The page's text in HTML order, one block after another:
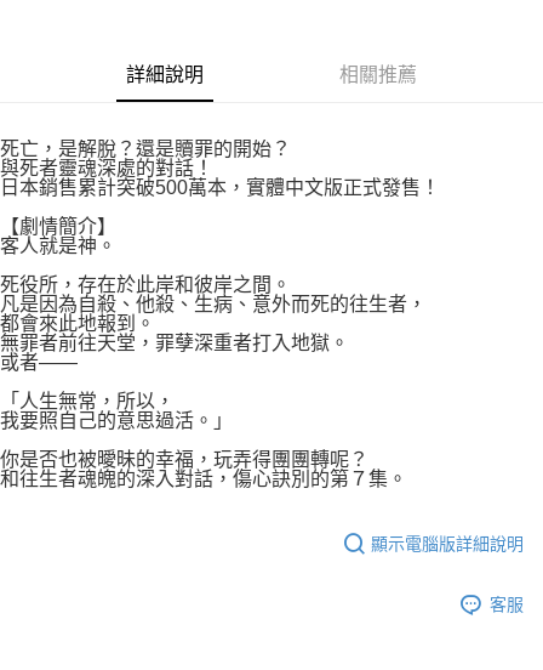
１．透過由恩沛科技股份有限公司提供之「AFTEE先享後付」服務完成之交
易，需依本服務之必要範圍內提供個人資料，並將交易相關給付款項請求債
２．關於個人資料處理事宜，請瀏覽以下網址：
https://aftee.tw/terms/#terms3
３．未成年的使用者請事先徵得法定代理人或監護人之同意方可使用
任。
４．使用「AFTEE先享後付」時，將依據個別帳號之用戶狀況，依本公司即
時審查核予不同之上限額度；若仍有額度不足之情形，本公司將視審查結果
請求用戶進行身份認證。
５．嚴禁一人註冊多個帳號或使用他人資訊註冊。若發現惡意使用之情形，
恩沛科技股份有限公司將有權停止該用戶之使用額度並採取法律行動。
每筆NT$80，滿NT$500(含以上)免運費
每筆NT$80，滿NT$500(含以上)免運費
每筆NT$100，滿NT$800(含以上)免運費
國家/地區配送
詳細說明 相關推薦
死亡，是解脫？還是贖罪的開始？
與死者靈魂深處的對話！
日本銷售累計突破500萬本，實體中文版正式發售！
【劇情簡介】
客人就是神。
死役所，存在於此岸和彼岸之間。
凡是因為自殺、他殺、生病、意外而死的往生者，
都會來此地報到。
無罪者前往天堂，罪孽深重者打入地獄。
或者——
「人生無常，所以，
我要照自己的意思過活。」
你是否也被曖昧的幸福，玩弄得團團轉呢？
和往生者魂魄的深入對話，傷心訣別的第７集。
顯示電腦版詳細說明
客服